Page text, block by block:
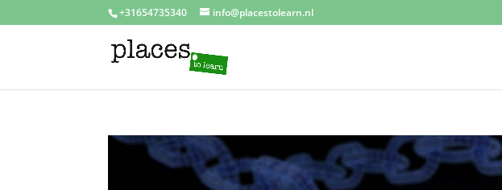
+31654735340 info@placestolearn.nl